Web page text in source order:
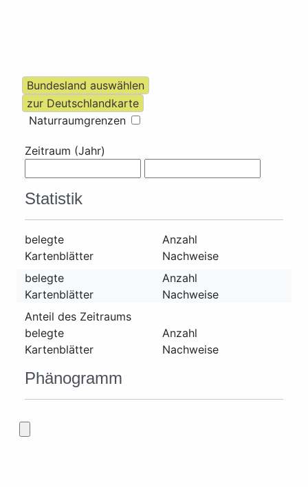
Naturraumgrenzen
Zeitraum (Jahr)
Statistik
belegte
Kartenblätter
Anzahl
Nachweise
belegte
Kartenblätter
Anzahl
Nachweise
Anteil des Zeitraums
belegte
Kartenblätter
Anzahl
Nachweise
Phänogramm